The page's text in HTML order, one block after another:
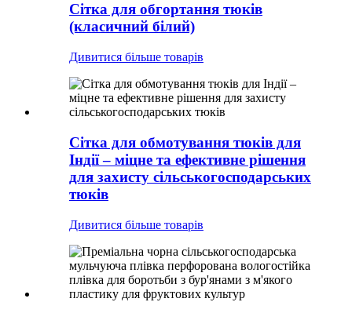
Сітка для обгортання тюків
(класичний білий)
Дивитися більше товарів
Сітка для обмотування тюків для
Індії – міцне та ефективне рішення
для захисту сільськогосподарських
тюків
Дивитися більше товарів